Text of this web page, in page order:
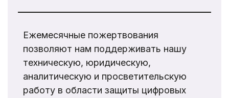
Ежемесячные пожертвования
позволяют нам поддерживать нашу
техническую, юридическую,
аналитическую и просветительскую
работу в области защиты цифровых